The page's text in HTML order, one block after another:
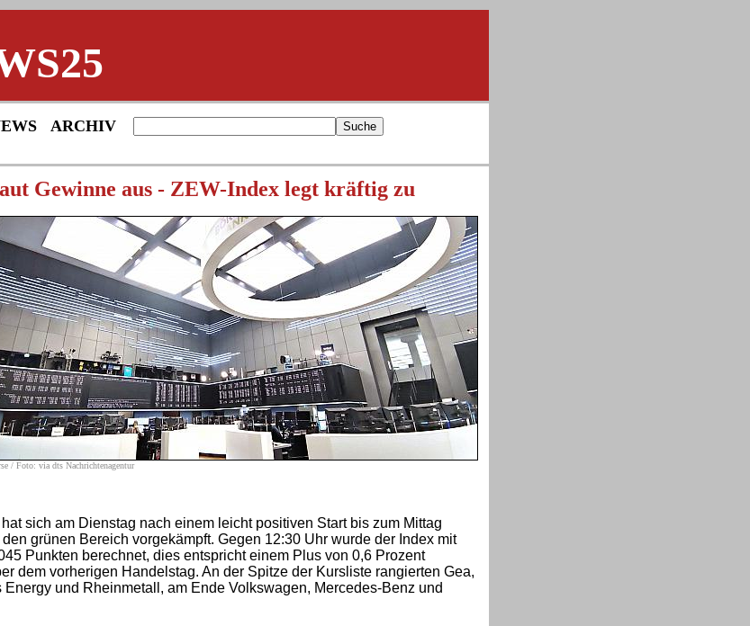
ARCHIV
Gewinne aus - ZEW-Index legt kräftig zu
/ Foto: via dts Nachrichtenagentur
sich am Dienstag nach einem leicht positiven Start bis zum Mittag
grünen Bereich vorgekämpft. Gegen 12:30 Uhr wurde der Index mit
Punkten berechnet, dies entspricht einem Plus von 0,6 Prozent
dem vorherigen Handelstag. An der Spitze der Kursliste rangierten Gea,
Energy und Rheinmetall, am Ende Volkswagen, Mercedes-Benz und